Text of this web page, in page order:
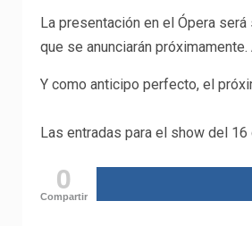
La presentación en el Ópera será
que se anunciarán
Y como anticipo perfecto, el
Las entradas para el show del
0
Compartir